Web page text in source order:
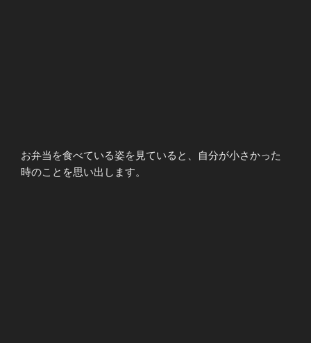
お弁当を食べている姿を見ていると、自分が小さかった
時のことを思い出します。